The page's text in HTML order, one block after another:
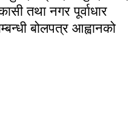
तथा नगर पूर्वाधार
बोलपत्र आह्वानको